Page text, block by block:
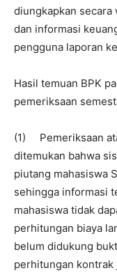
diungkapkan secara
dan informasi
pengguna laporan
Hasil temuan BPK
pemeriksaan
(1) Pemeriksaan
ditemukan bahwa
piutang mahasiswa
sehingga informasi
mahasiswa tidak
perhitungan biaya
belum didukung
perhitungan kontrak